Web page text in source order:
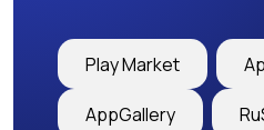
Play Market
AppGallery